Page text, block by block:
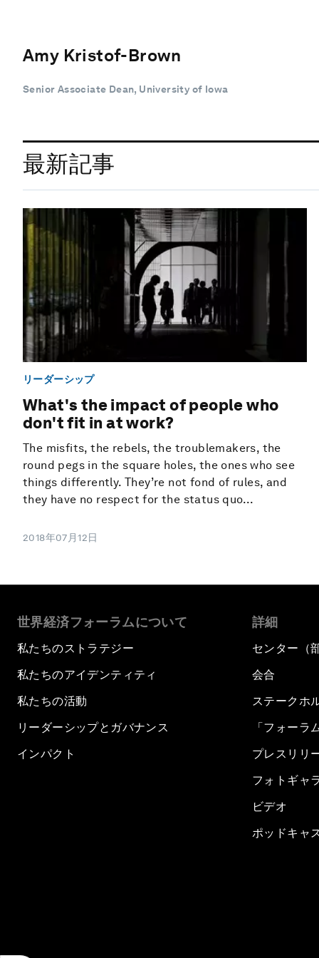
Amy Kristof-Brown
Senior Associate Dean, University of Iowa
最新記事
リーダーシップ
What's the impact of people who
don't fit in at work?
The misfits, the rebels, the troublemakers, the
round pegs in the square holes, the ones who see
things differently. They’re not fond of rules, and
they have no respect for the status quo...
2018年07月12日
世界経済フォーラムについて
私たちのストラテジー
私たちのアイデンティティ
私たちの活動
リーダーシップとガバナンス
インパクト
詳細
センター（
会合
ステークホ
「フォーラ
プレスリリ
フォトギャ
ビデオ
ポッドキャ